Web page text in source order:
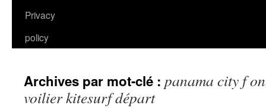
Privacy
policy
Archives par mot-clé : panama city f
voilier kitesurf départ